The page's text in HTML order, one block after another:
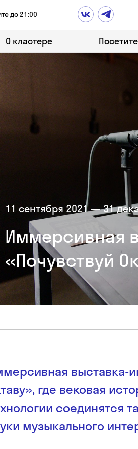
до 21:00
О кластере
11 сентября 2021 — 31
Иммерсивная
«Почувствуй
выставка-
где вековая
соединятся
музыкального